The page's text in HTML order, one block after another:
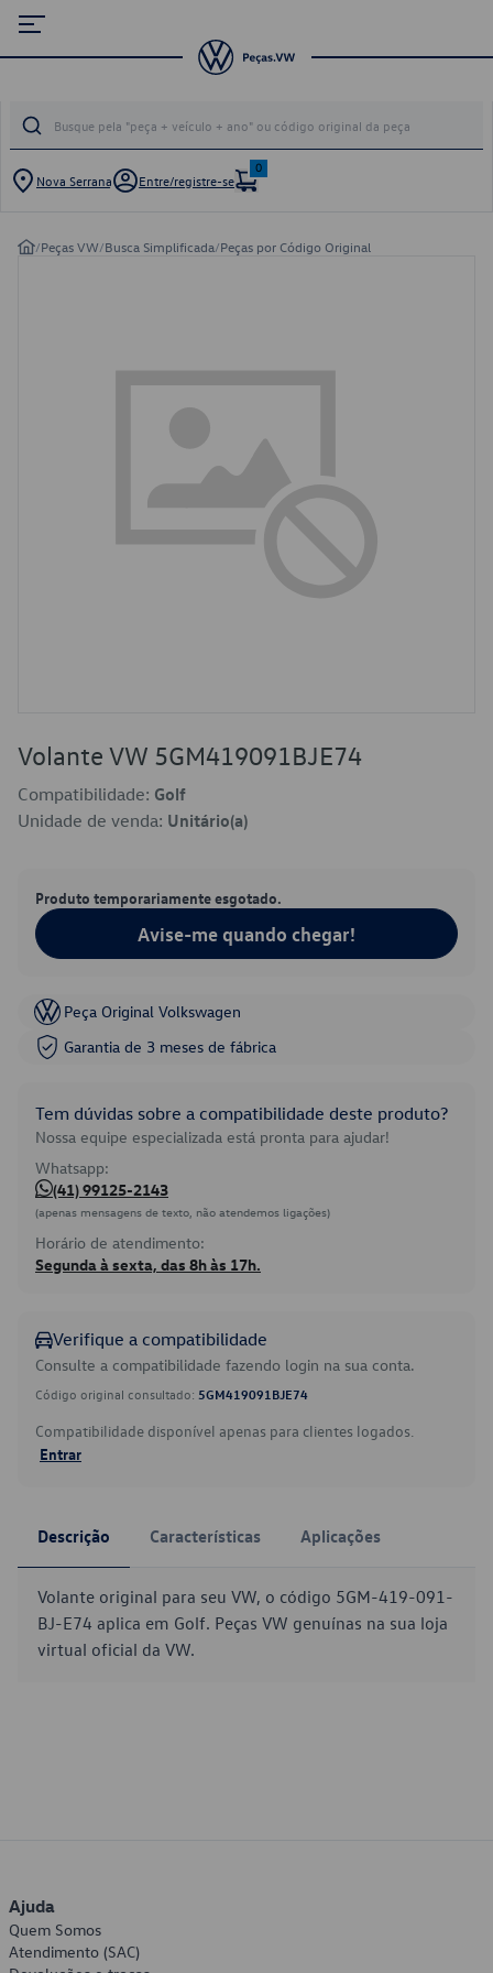
Nova Serrana Entre/registre-se
0
/Peças VW/Busca Simplificada/Peças por Código Original
Volante VW 5GM419091BJE74
Compatibilidade: Golf
Unidade de venda: Unitário(a)
Produto temporariamente esgotado.
Avise-me quando chegar!
Peça Original Volkswagen
Garantia de 3 meses de fábrica
Tem dúvidas sobre a compatibilidade deste produto?
Nossa equipe especializada está pronta para ajudar!
Whatsapp:
(41) 99125-2143
(apenas mensagens de texto, não atendemos ligações)
Horário de atendimento:
Segunda à sexta, das 8h às 17h.
Verifique a compatibilidade
Consulte a compatibilidade fazendo login na sua conta.
Código original consultado: 5GM419091BJE74
Compatibilidade disponível apenas para clientes logados.
Entrar
Descrição Características Aplicações
Volante original para seu VW, o código 5GM-419-091-
BJ-E74 aplica em Golf. Peças VW genuínas na sua loja
virtual oficial da VW.
Ajuda
Quem Somos
Atendimento (SAC)